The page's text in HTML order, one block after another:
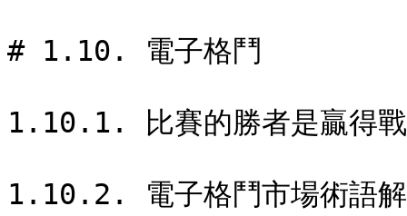
# 1.10. 電子格鬥
1.10.1. 比賽的勝者是贏得戰
1.10.2. 電子格鬥市場術語